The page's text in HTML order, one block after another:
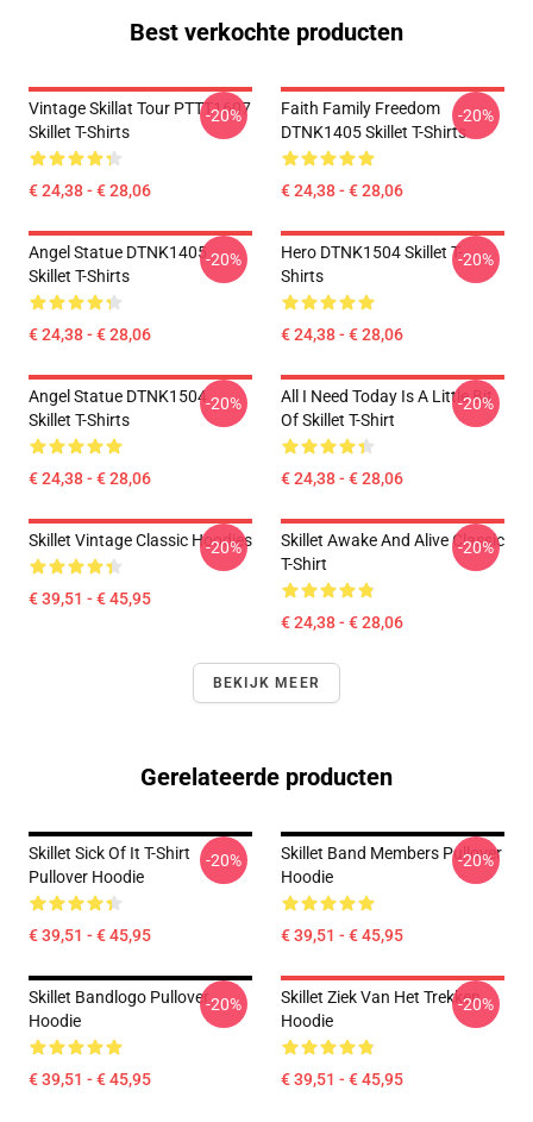
Best verkochte producten
Vintage Skillat Tour PTTT1607
Skillet T-Shirts
€ 24,38 - € 28,06
-20%
Faith Family Freedom
DTNK1405 Skillet T-Shirts
€ 24,38 - € 28,06
-20%
Angel Statue DTNK1405
Skillet T-Shirts
€ 24,38 - € 28,06
-20%
Hero DTNK1504 Skillet T-
Shirts
€ 24,38 - € 28,06
-20%
Angel Statue DTNK1504
Skillet T-Shirts
€ 24,38 - € 28,06
-20%
All I Need Today Is A Little Bit
Of Skillet T-Shirt
€ 24,38 - € 28,06
-20%
Skillet Vintage Classic Hoodies
€ 39,51 - € 45,95
-20%
Skillet Awake And Alive Classic
T-Shirt
€ 24,38 - € 28,06
-20%
BEKIJK MEER
Gerelateerde producten
Skillet Sick Of It T-Shirt
Pullover Hoodie
€ 39,51 - € 45,95
-20%
Skillet Band Members Pullover
Hoodie
€ 39,51 - € 45,95
-20%
Skillet Bandlogo Pullover
Hoodie
€ 39,51 - € 45,95
-20%
Skillet Ziek Van Het Trekken
Hoodie
€ 39,51 - € 45,95
-20%